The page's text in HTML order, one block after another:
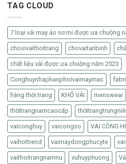
TAG CLOUD
7 loại vải may áo sơ mi được ưa chuộng
chosivaithoitrang chovaitanbinh
chất liệu vải được ưa chuộng năm 2023
Conghuynhaphanphoivaimaymac
hàng thời trang KHỔ VẢI menswear
thờitrangnamcaocấp
vaiconghuy vaicongso VAI CÔNG
vaihottrend vaimaydongphucyte
vaithoitrangnamnu vuhuyphuong